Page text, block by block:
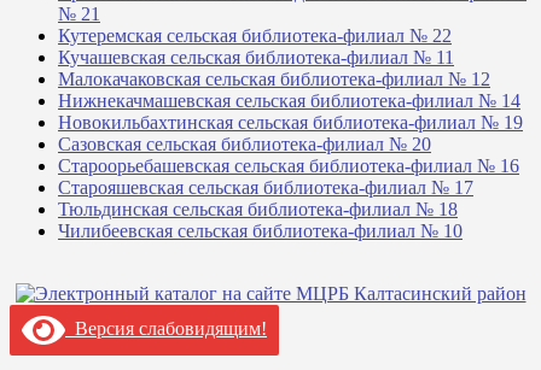
№ 21
Кутеремская сельская библиотека-филиал № 22
Кучашевская сельская библиотека-филиал № 11
Малокачаковская сельская библиотека-филиал № 12
Нижнекачмашевская сельская библиотека-филиал № 14
Новокильбахтинская сельская библиотека-филиал № 19
Сазовская сельская библиотека-филиал № 20
Староорьебашевская сельская библиотека-филиал № 16
Старояшевская сельская библиотека-филиал № 17
Тюльдинская сельская библиотека-филиал № 18
Чилибеевская сельская библиотека-филиал № 10
Версия слабовидящим!